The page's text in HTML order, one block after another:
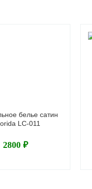
белье сатин
LC-011
2800 ₽